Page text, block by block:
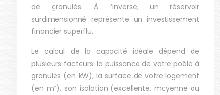
de granulés. À l’inverse, un réservoir
surdimensionné représente un investissement
financier superflu.
Le calcul de la capacité idéale dépend de
plusieurs facteurs: la puissance de votre poêle à
granulés (en kW), la surface de votre logement
(en m²), son isolation (excellente, moyenne ou